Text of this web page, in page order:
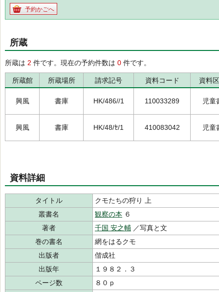
予約かごへ
所蔵
所蔵は 2 件です。現在の予約件数は 0 件です。
所蔵館 所蔵場所 請求記号 資料コード 資料
興風 書庫 HK/486//1 110033289 児童
興風 書庫 HK/48/ｾ/1 410083042 児童
資料詳細
タイトル
クモたちの狩り 上
叢書名
観察の本 ６
著者
千国 安之輔 ／写真と文
巻の書名
網をはるクモ
出版者
偕成社
出版年
１９８２．３
ページ数
８０ｐ